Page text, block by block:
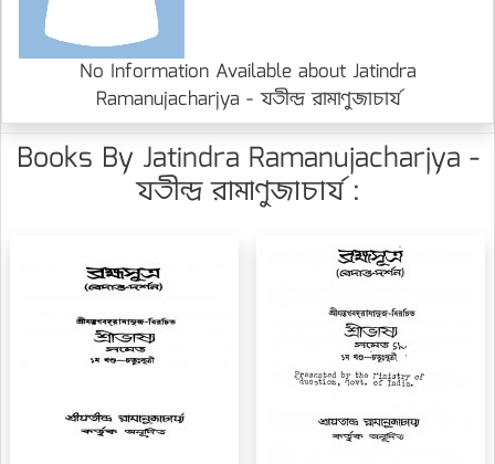
No Information Available about Jatindra
Ramanujacharjya - যতীন্দ্র রামাণুজাচার্য
Books By Jatindra Ramanujacharjya -
যতীন্দ্র রামাণুজাচার্য :